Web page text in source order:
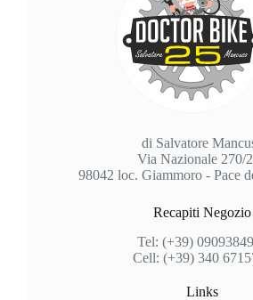
di Salvatore
Via Nazionale 270/
98042 loc. Giammoro - Pace
Recapiti Negozio
Tel: (+39)
Cell: (+39) 340
Links